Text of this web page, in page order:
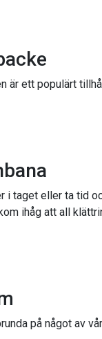
är ett populärt
i taget eller ta tid
ihåg att all
på något av